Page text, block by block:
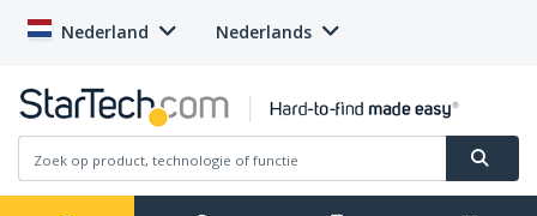
Nederland Nederlands